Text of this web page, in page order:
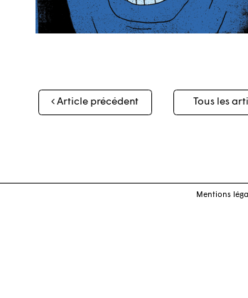
Navigation
des
Article précédent Tous les
Mentions